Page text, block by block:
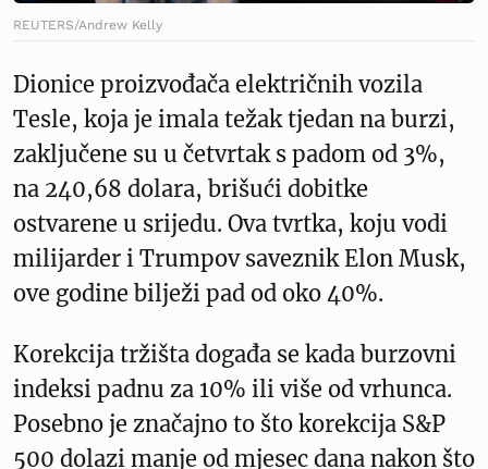
REUTERS/Andrew Kelly
Dionice proizvođača električnih vozila
Tesle, koja je imala težak tjedan na burzi,
zaključene su u četvrtak s padom od 3%,
na 240,68 dolara, brišući dobitke
ostvarene u srijedu. Ova tvrtka, koju vodi
milijarder i Trumpov saveznik Elon Musk,
ove godine bilježi pad od oko 40%.
Korekcija tržišta događa se kada burzovni
indeksi padnu za 10% ili više od vrhunca.
Posebno je značajno to što korekcija S&P
500 dolazi manje od mjesec dana nakon što